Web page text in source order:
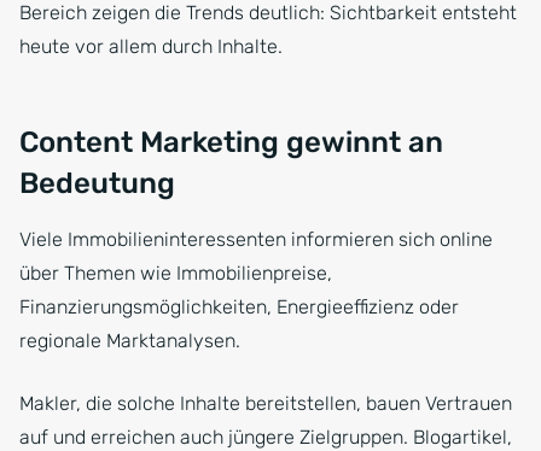
Bereich zeigen die Trends deutlich: Sichtbarkeit entsteht
heute vor allem durch Inhalte.
Content Marketing gewinnt an
Bedeutung
Viele Immobilieninteressenten informieren sich online
über Themen wie Immobilienpreise,
Finanzierungsmöglichkeiten, Energieeffizienz oder
regionale Marktanalysen.
Makler, die solche Inhalte bereitstellen, bauen Vertrauen
auf und erreichen auch jüngere Zielgruppen. Blogartikel,